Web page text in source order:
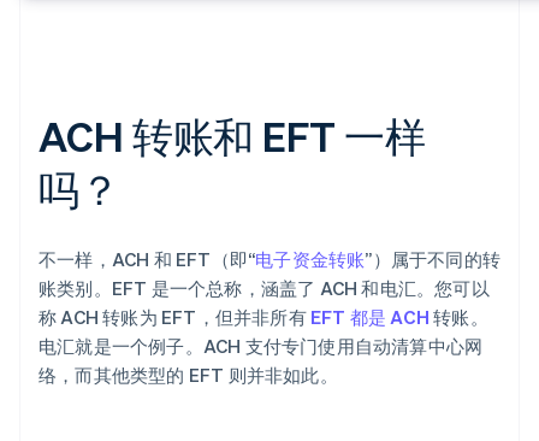
ACH 转账和 EFT 一样
吗？
不一样，ACH 和 EFT（即“电子资金转账”）属于不同的转
账类别。EFT 是一个总称，涵盖了 ACH 和电汇。您可以
称 ACH 转账为 EFT，但并非所有 EFT 都是 ACH 转账。
电汇就是一个例子。ACH 支付专门使用自动清算中心网
络，而其他类型的 EFT 则并非如此。